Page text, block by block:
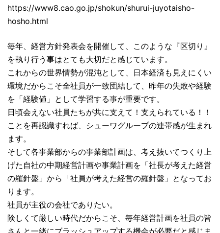
https://www8.cao.go.jp/shokun/shurui-juyotaisho-
hosho.html
毎年、経営方針発表会を開催して、このような『区切り』
を執り行う事はとても大切だと感じています。
これからの世界情勢が混沌として、日本経済も見えにくい
環境だからこそ全社員が一致団結して、昨年の失敗や経験
を「経験値」として学習する事が重要です。
日頃会えない社員たちが共に支えて！支えられている！！
ことを再認識すれば、シューワグループの連帯感が生まれ
ます。
そして各事業部からの事業部計画は、考え抜いてつくり上
げた自社の中期経営計画や事業計画を「社長が考えた経営
の羅針盤」から「社員が考えた経営の羅針盤」となってお
ります。
社員が主役の会社でありたい。
険しくて厳しい時代だからこそ、毎年経営計画を社員の皆
さんと一緒にブラッシュアップする機会が必要だと感じま